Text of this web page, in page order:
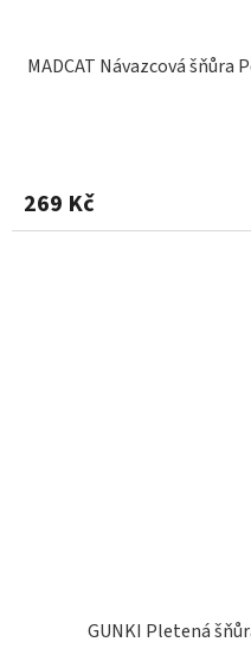
MADCAT Návazcová
269 Kč
GUNKI Pletená